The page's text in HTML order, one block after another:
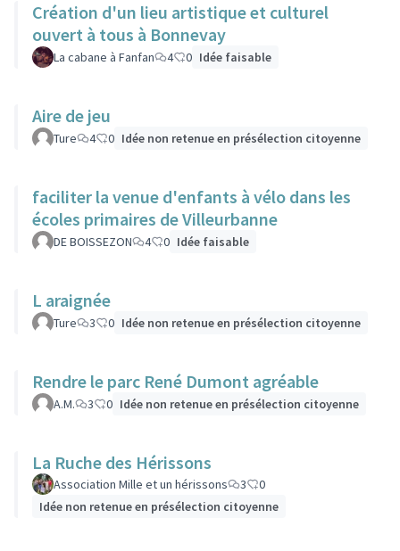
Création d'un lieu artistique et culturel
ouvert à tous à Bonnevay
La cabane à Fanfan 4 0 Idée faisable
Aire de jeu
Ture 4 0 Idée non retenue en présélection citoyenne
faciliter la venue d'enfants à vélo dans les
écoles primaires de Villeurbanne
DE BOISSEZON 4 0 Idée faisable
L araignée
Ture 3 0 Idée non retenue en présélection citoyenne
Rendre le parc René Dumont agréable
A.M. 3 0 Idée non retenue en présélection citoyenne
La Ruche des Hérissons
Association Mille et un hérissons 3
0
Idée non retenue en présélection citoyenne